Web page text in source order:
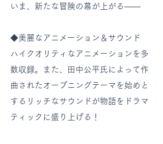
いま、新たな冒険の幕が上がる――
◆美麗なアニメーション＆サウンド
ハイクオリティなアニメーションを多
数収録。また、田中公平氏によって作
曲されたオープニングテーマを始めと
するリッチなサウンドが物語をドラマ
ティックに盛り上げる！